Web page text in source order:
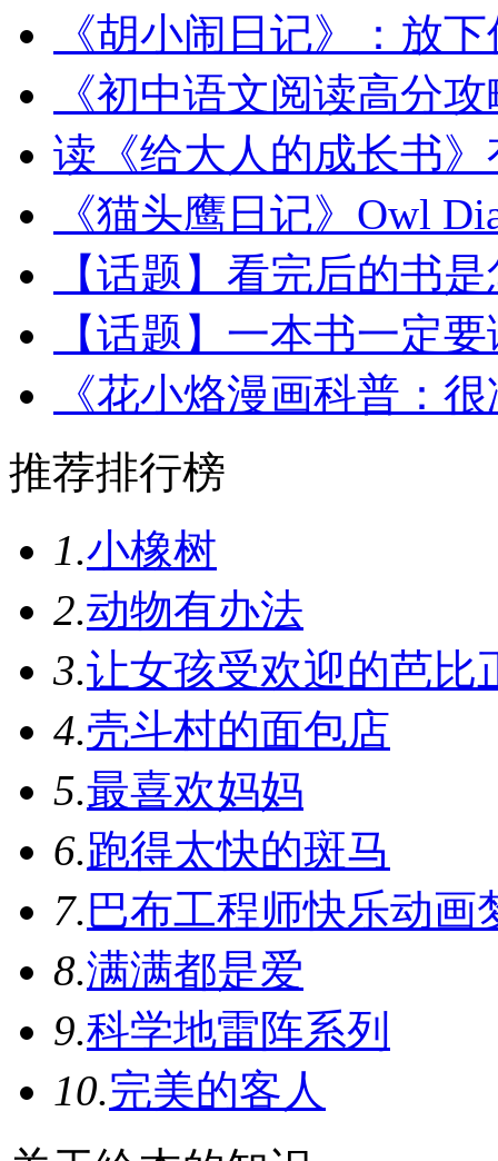
《胡小闹日记》：放
《初中语文阅读高分
读《给大人的成长书》
《猫头鹰日记》Owl
【话题】看完后的书
【话题】一本书一定
《花小烙漫画科普：
推荐排行榜
1.小橡树
2.动物有办法
3.让女孩受欢迎的芭比
4.壳斗村的面包店
5.最喜欢妈妈
6.跑得太快的斑马
7.巴布工程师快乐动画
8.满满都是爱
9.科学地雷阵系列
10.完美的客人